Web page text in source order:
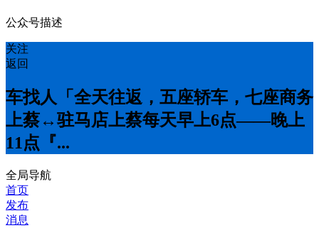
公众号描述
关注
返回
车找人「全天往返，五座轿车，七座商务
上蔡↔️驻马店上蔡每天早上6点——晚上
11点『...
全局导航
首页
发布
消息